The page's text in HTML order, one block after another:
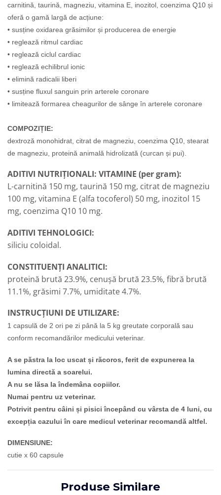
carnitină, taurină, magneziu, vitamina E, inozitol, coenzima Q10 și
oferă o gamă largă de acțiune:
• susține oxidarea grăsimilor și producerea de energie
• reglează ritmul cardiac
• reglează ciclul cardiac
• reglează echilibrul ionic
• elimină radicalii liberi
• susține fluxul sanguin prin arterele coronare
• limitează formarea cheagurilor de sânge în arterele coronare
COMPOZIȚIE:
dextroză monohidrat, citrat de magneziu, coenzima Q10, stearat
de magneziu, proteină animală hidrolizată (curcan și pui).
ADITIVI NUTRIȚIONALI: VITAMINE (per gram):
L-carnitină 150 mg, taurină 150 mg, citrat de magneziu
100 mg, vitamina E (alfa tocoferol) 50 mg, inozitol 15
mg, coenzima Q10 10 mg.
ADITIVI TEHNOLOGICI:
siliciu coloidal.
CONSTITUENȚI ANALITICI:
proteină brută 23.9%, cenușă brută 23.5%, fibră brută
11.1%, grăsimi 7.7%, umiditate 4.7%.
INSTRUCȚIUNI DE UTILIZARE:
1 capsulă de 2 ori pe zi până la 5 kg greutate corporală sau
conform recomandărilor medicului veterinar.
A se păstra la loc uscat și răcoros, ferit de expunerea la
lumina directă a soarelui.
A nu se lăsa la îndemâna copiilor.
Numai pentru uz veterinar.
Potrivit pentru câini și pisici începând cu vârsta de 4 luni, cu
excepția cazului în care medicul veterinar recomandă altfel.
DIMENSIUNE:
cutie x 60 capsule
Produse Similare